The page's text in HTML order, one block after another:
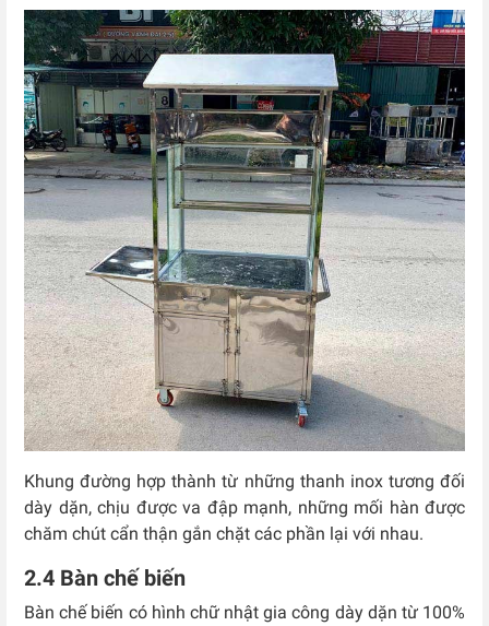
Khung đường hợp thành từ những thanh inox tương đối
dày dặn, chịu được va đập mạnh, những mối hàn được
chăm chút cẩn thận gắn chặt các phần lại với nhau.
2.4 Bàn chế biến
Bàn chế biến có hình chữ nhật gia công dày dặn từ 100%